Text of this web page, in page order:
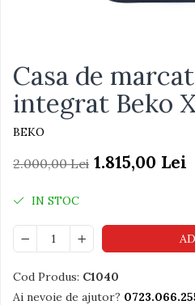
Casa de
integrat Beko
BEKO
2.000,00 Lei 1.815,00 Lei
IN STOC
Cod Produs: C1040
Ai nevoie de ajutor?